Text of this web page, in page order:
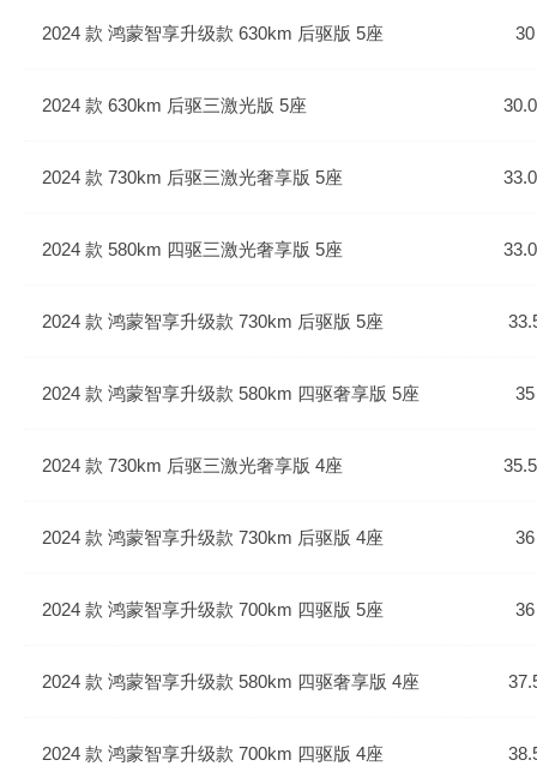
2024 款 鸿蒙智享升级款 630km 后驱版 5座
2024 款 630km 后驱三激光版 5座
2024 款 730km 后驱三激光奢享版 5座
2024 款 580km 四驱三激光奢享版 5座
2024 款 鸿蒙智享升级款 730km 后驱版 5座
2024 款 鸿蒙智享升级款 580km 四驱奢享版 5座
2024 款 730km 后驱三激光奢享版 4座
2024 款 鸿蒙智享升级款 730km 后驱版 4座
2024 款 鸿蒙智享升级款 700km 四驱版 5座
2024 款 鸿蒙智享升级款 580km 四驱奢享版 4座
2024 款 鸿蒙智享升级款 700km 四驱版 4座